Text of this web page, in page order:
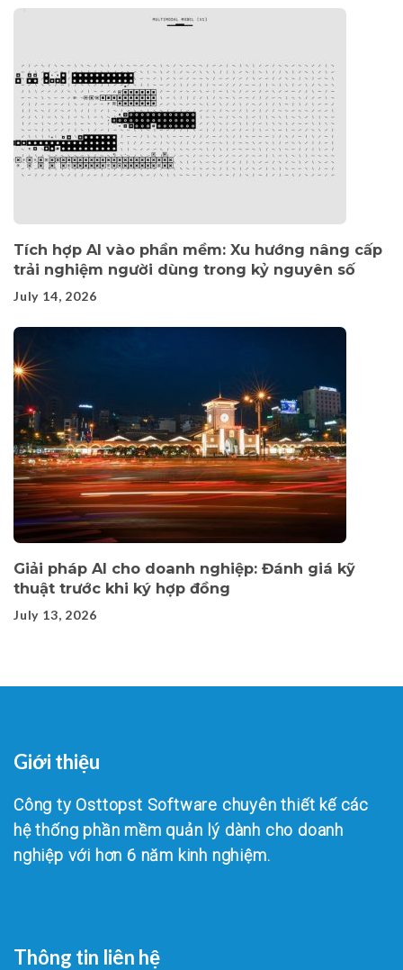
Tích hợp AI vào phần mềm: Xu hướng nâng cấp
trải nghiệm người dùng trong kỷ nguyên số
July 14, 2026
Giải pháp AI cho doanh nghiệp: Đánh giá kỹ
thuật trước khi ký hợp đồng
July 13, 2026
Giới thiệu
Công ty Osttopst Software chuyên thiết kế các
hệ thống phần mềm quản lý dành cho doanh
nghiệp với hơn 6 năm kinh nghiệm.
Thông tin liên hệ